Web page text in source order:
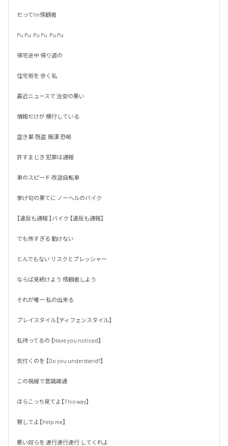
だってI'm傍観者
Pu Pu  Pu Pu  Pu Pu
帰宅途中 帰り道の
住宅街を 歩く私
最近ニュースで 治安の悪い
情報だけが 横行している
空き巣 窃盗  痴漢 恐喝
許すまじき 犯罪は通報
車のスピード 改造自転車
挙げ句の果てに ノーヘルのバイク
【違反も通報 】バイク 【違反も通報】
でも怖すぎる 動けない
とんでもない リスクとプレッシャー
ならば見続けよう 傍観者しよう
それが唯一 私の出来る
プレイスタイル【ディフェンスタイル】
私待ってるの 【Have you noticed】
気付くのを 【Do you understand?】
この視線で意識疎通
ほらこっち見てよ【This way】
察してよ【Help me】
悪い奴らを 連行連行連行 してくれよ